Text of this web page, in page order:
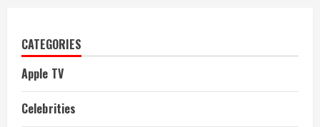
CATEGORIES
Apple TV
Celebrities